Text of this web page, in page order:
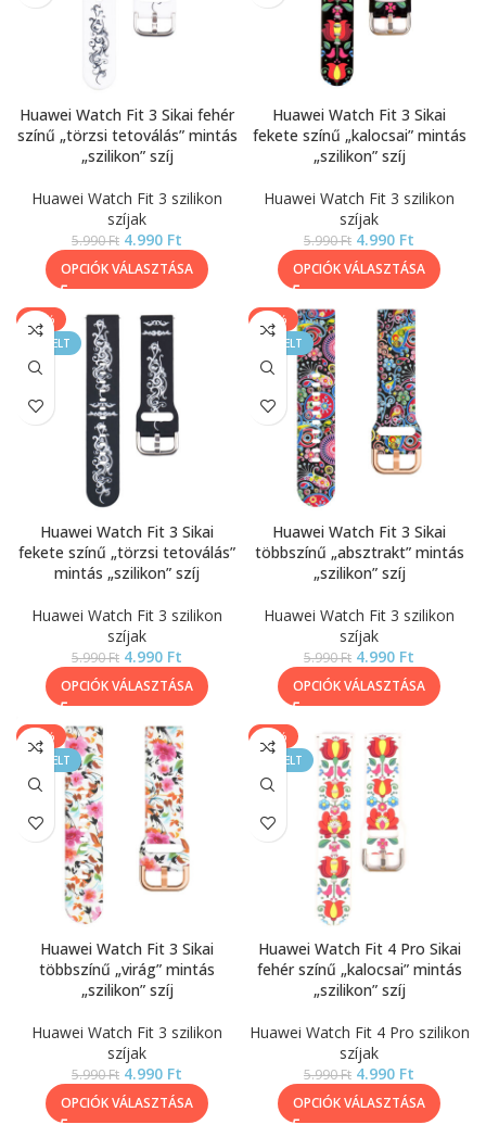
Huawei Watch Fit 3 Sikai fehér
színű „törzsi tetoválás” mintás
„szilikon” szíj
Huawei Watch Fit 3 szilikon
szíjak
5.990Ft 4.990 Ft
OPCIÓK VÁLASZTÁSA
Huawei Watch Fit 3 Sikai
fekete színű „kalocsai” mintás
„szilikon” szíj
Huawei Watch Fit 3 szilikon
szíjak
5.990Ft 4.990 Ft
OPCIÓK VÁLASZTÁSA
-17%
KIEMELT
Huawei Watch Fit 3 Sikai
fekete színű „törzsi tetoválás”
mintás „szilikon” szíj
Huawei Watch Fit 3 szilikon
szíjak
5.990Ft 4.990 Ft
OPCIÓK VÁLASZTÁSA
-17%
KIEMELT
Huawei Watch Fit 3 Sikai
többszínű „absztrakt” mintás
„szilikon” szíj
Huawei Watch Fit 3 szilikon
szíjak
5.990Ft 4.990 Ft
OPCIÓK VÁLASZTÁSA
-17%
KIEMELT
Huawei Watch Fit 3 Sikai
többszínű „virág” mintás
„szilikon” szíj
Huawei Watch Fit 3 szilikon
szíjak
5.990Ft 4.990 Ft
OPCIÓK VÁLASZTÁSA
-17%
KIEMELT
Huawei Watch Fit 4 Pro Sikai
fehér színű „kalocsai” mintás
„szilikon” szíj
Huawei Watch Fit 4 Pro szilikon
szíjak
5.990Ft 4.990 Ft
OPCIÓK VÁLASZTÁSA